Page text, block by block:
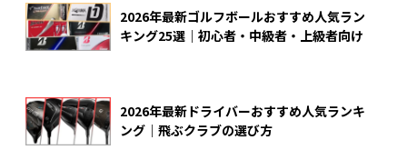
2026年最新ゴルフボールおすすめ人気ラン
キング25選｜初心者・中級者・上級者向け
2026年最新ドライバーおすすめ人気ランキ
ング｜飛ぶクラブの選び方